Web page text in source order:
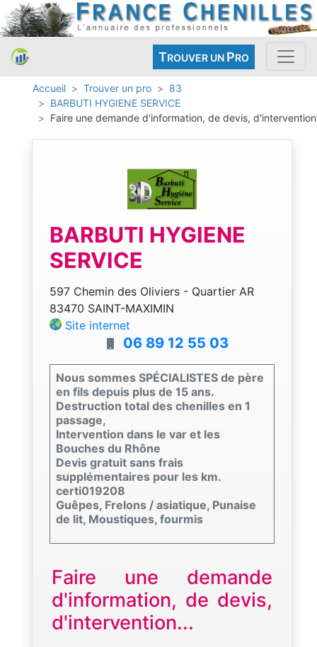
TROUVER UN PRO
Accueil Trouver un pro
83
BARBUTI HYGIENE SERVICE
Faire une demande d'information, de devis, d'intervention
BARBUTI HYGIENE
SERVICE
597 Chemin des Oliviers - Quartier AR
83470 SAINT-MAXIMIN
Site internet
06 89 12 55 03
Nous sommes SPÉCIALISTES de père
en fils depuis plus de 15 ans.
Destruction total des chenilles en 1
passage,
Intervention dans le var et les
Bouches du Rhône
Devis gratuit sans frais
supplémentaires pour les km.
certi019208
Guêpes, Frelons / asiatique, Punaise
de lit, Moustiques, fourmis
Faire une demande
d'information, de devis,
d'intervention...